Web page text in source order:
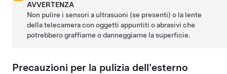
AVVERTENZA
Non pulire i sensori a ultrasuoni (se presenti) o la lente
della telecamera con oggetti appuntiti o abrasivi che
potrebbero graffiarne o danneggiarne la superficie.
Precauzioni per la pulizia dell'esterno